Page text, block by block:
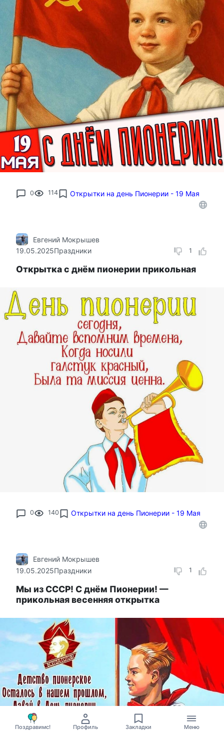
0 114 Открытки на день Пионерии - 19 Мая
1
Евгений Мокрышев
19.05.2025Праздники
Открытка с днём пионерии прикольная
0 140 Открытки на день Пионерии - 19 Мая
1
Евгений Мокрышев
19.05.2025Праздники
Мы из СССР! С днём Пионерии! —
прикольная весенняя открытка
Поздравимс! Профиль Закладки Меню